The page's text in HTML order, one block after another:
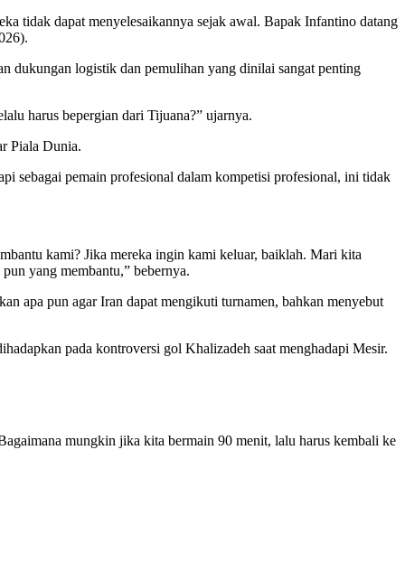
tidak dapat menyelesaikannya sejak awal. Bapak Infantino datang
dukungan logistik dan pemulihan yang dinilai sangat penting
harus bepergian dari Tijuana?” ujarnya.
Piala Dunia.
sebagai pemain profesional dalam kompetisi profesional, ini tidak
kami? Jika mereka ingin kami keluar, baiklah. Mari kita
yang membantu,” bebernya.
apa pun agar Iran dapat mengikuti turnamen, bahkan menyebut
pada kontroversi gol Khalizadeh saat menghadapi Mesir.
mungkin jika kita bermain 90 menit, lalu harus kembali ke